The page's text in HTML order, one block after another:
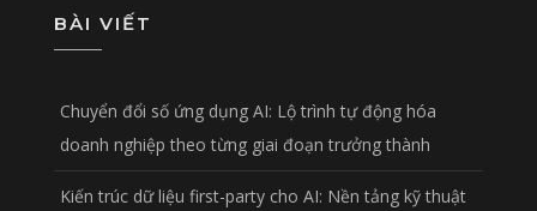
BÀI VIẾT
Chuyển đổi số ứng dụng AI: Lộ trình tự động hóa
doanh nghiệp theo từng giai đoạn trưởng thành
Kiến trúc dữ liệu first-party cho AI: Nền tảng kỹ thuật